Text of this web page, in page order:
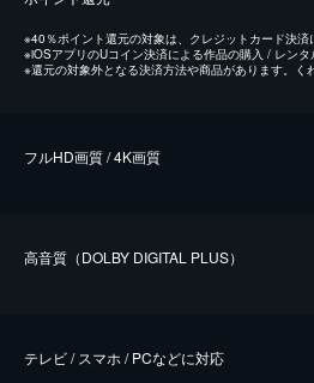
※40％ポイント還元の対象は、クレジットカード決済
※iOSアプリのUコイン決済による作品の購入 / レンタ
※還元の対象外となる決済方法や商品があります。く
フルHD画質 / 4K画質
⾼⾳質（DOLBY DIGITAL PLUS）
テレビ / スマホ / PCなどに対応